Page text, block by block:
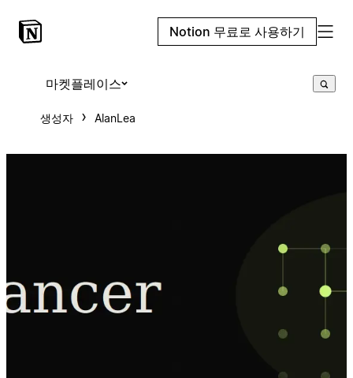
Notion 무료로 사용하기
마켓플레이스
생성자 AlanLea